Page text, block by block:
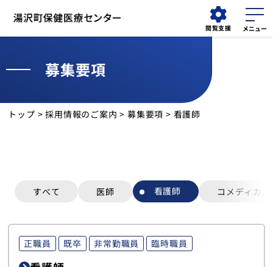
閲覧支援
外来
担当医表
診療科
診療部門
募集要項
トップ >採用情報のご案内 >募集要項 > 看護師
すべて 医師 看護師 コメディカル
正職員 既卒 非常勤職員 臨時職員